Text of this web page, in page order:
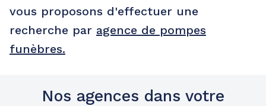
vous proposons d'effectuer une
recherche par agence de pompes
funèbres.
Nos agences dans votre